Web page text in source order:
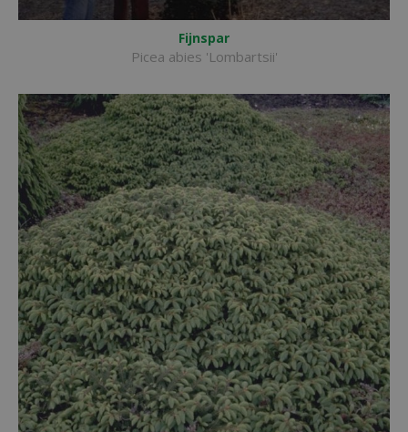
Fijnspar
Picea abies 'Lombartsii'